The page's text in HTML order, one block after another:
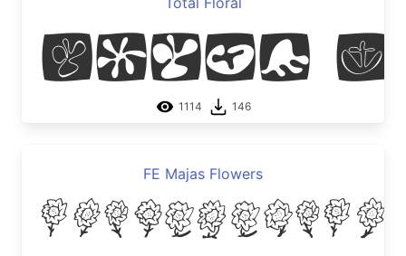
Total
1114 146
FE Majas Flowers
FE Majas